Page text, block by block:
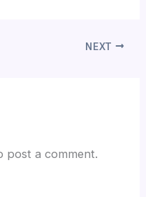
NEXT
post a comment.